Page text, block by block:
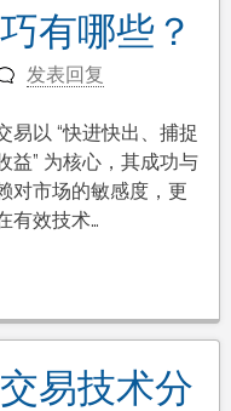
有哪些？
发表回复
易以 “快进快出、捕捉
益” 为核心，其成功与
对市场的敏感度，更
有效技术…
易技术分